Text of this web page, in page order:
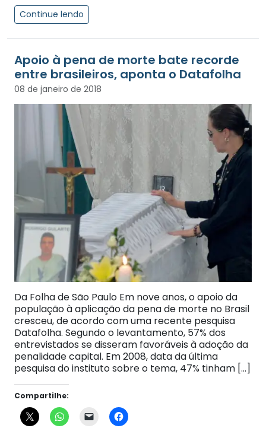
Continue lendo
Apoio à pena de morte bate recorde
entre brasileiros, aponta o Datafolha
08 de janeiro de 2018
Da Folha de São Paulo Em nove anos, o apoio da
população à aplicação da pena de morte no Brasil
cresceu, de acordo com uma recente pesquisa
Datafolha. Segundo o levantamento, 57% dos
entrevistados se disseram favoráveis à adoção da
penalidade capital. Em 2008, data da última
pesquisa do instituto sobre o tema, 47% tinham […]
Compartilhe: